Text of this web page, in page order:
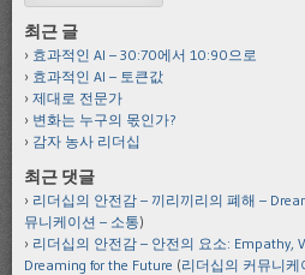
최근 글
효과적인 AI – 30:70에서 10:90으로
효과적인 AI – 토큰값
제대로 전문가
변화는 누구의 몫인가?
감자 농사 리더십
최근 댓글
리더십의 안전감 – 끼리끼리의 폐해 –
뮤니케이션 – 소통)
리더십의 안전감 – 안전의 요소: Empathy,
Dreaming for the Future (리더십의 커뮤니케